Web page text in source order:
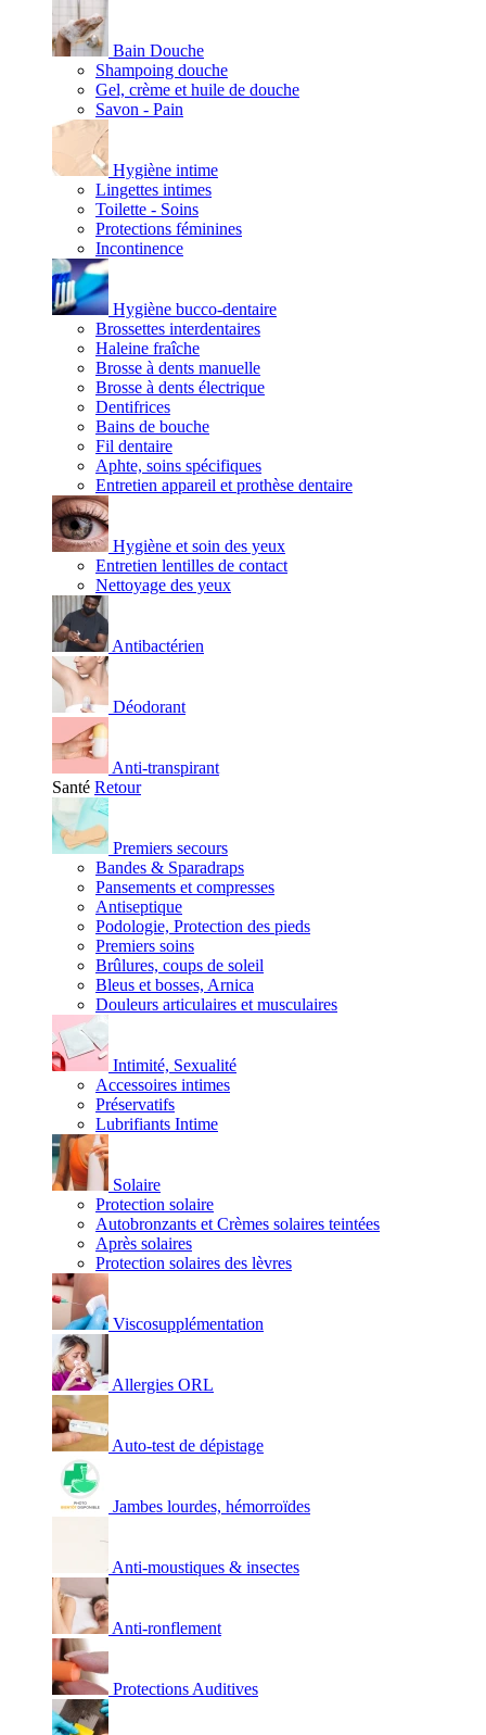
Bain Douche
Shampoing douche
Gel, crème et huile de douche
Savon - Pain
Hygiène intime
Lingettes intimes
Toilette - Soins
Protections féminines
Incontinence
Hygiène bucco-dentaire
Brossettes interdentaires
Haleine fraîche
Brosse à dents manuelle
Brosse à dents électrique
Dentifrices
Bains de bouche
Fil dentaire
Aphte, soins spécifiques
Entretien appareil et prothèse dentaire
Hygiène et soin des yeux
Entretien lentilles de contact
Nettoyage des yeux
Antibactérien
Déodorant
Anti-transpirant
Santé Retour
Premiers secours
Bandes & Sparadraps
Pansements et compresses
Antiseptique
Podologie, Protection des pieds
Premiers soins
Brûlures, coups de soleil
Bleus et bosses, Arnica
Douleurs articulaires et musculaires
Intimité, Sexualité
Accessoires intimes
Préservatifs
Lubrifiants Intime
Solaire
Protection solaire
Autobronzants et Crèmes solaires teintées
Après solaires
Protection solaires des lèvres
Viscosupplémentation
Allergies ORL
Auto-test de dépistage
Jambes lourdes, hémorroïdes
Anti-moustiques & insectes
Anti-ronflement
Protections Auditives